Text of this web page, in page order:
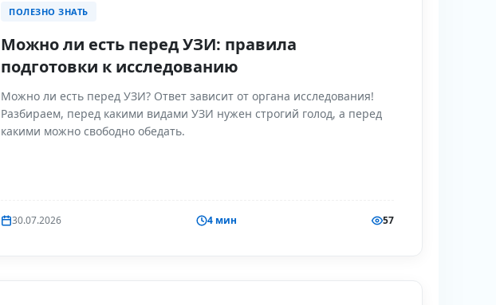
ПОЛЕЗНО ЗНАТЬ
Можно ли есть перед УЗИ: правила
подготовки к исследованию
Можно ли есть перед УЗИ? Ответ зависит от органа исследования!
Разбираем, перед какими видами УЗИ нужен строгий голод, а перед
какими можно свободно обедать.
30.07.2026 4 мин 57